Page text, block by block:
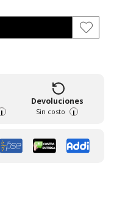
i
Devoluciones
Sin costo i